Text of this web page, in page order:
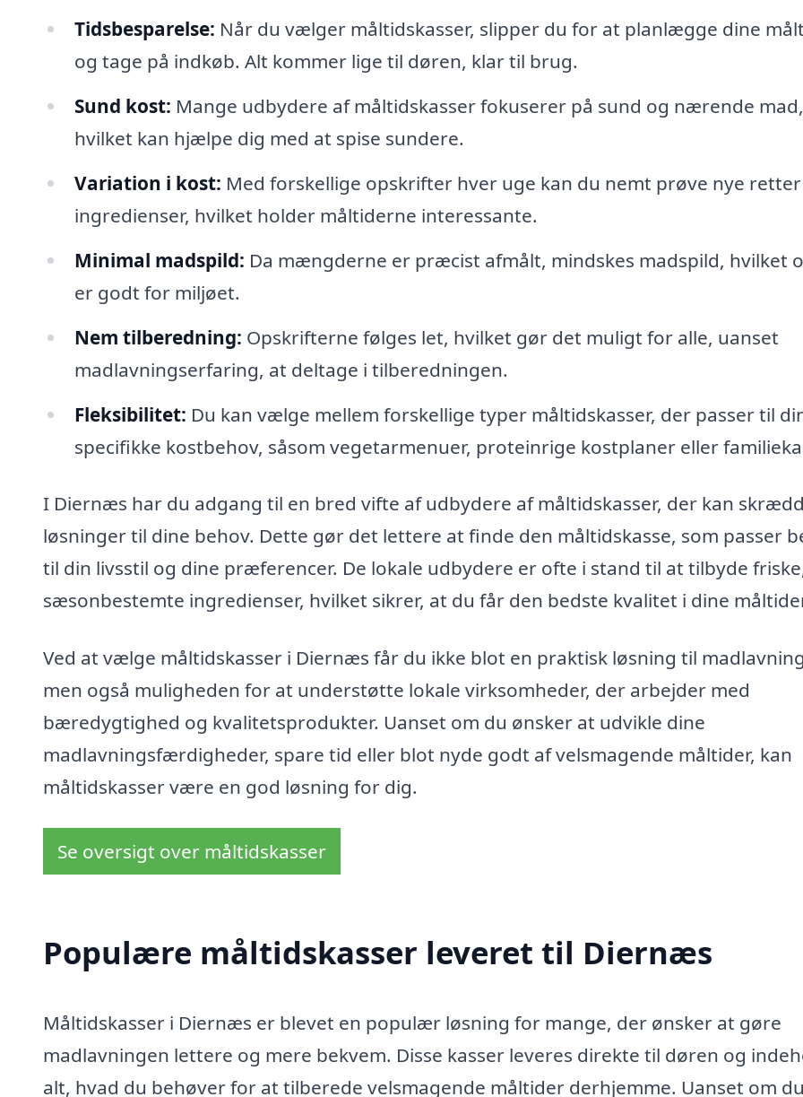
Tidsbesparelse: Når du vælger måltidskasser, slipper du for at planlægge dine
og tage på indkøb. Alt kommer lige til døren, klar til brug.
Sund kost: Mange udbydere af måltidskasser fokuserer på sund og nærende mad,
hvilket kan hjælpe dig med at spise sundere.
Variation i kost: Med forskellige opskrifter hver uge kan du nemt prøve nye
ingredienser, hvilket holder måltiderne interessante.
Minimal madspild: Da mængderne er præcist afmålt, mindskes madspild, hvilket
er godt for miljøet.
Nem tilberedning: Opskrifterne følges let, hvilket gør det muligt for alle, uanset
madlavningserfaring, at deltage i tilberedningen.
Fleksibilitet: Du kan vælge mellem forskellige typer måltidskasser, der passer til
specifikke kostbehov, såsom vegetarmenuer, proteinrige kostplaner eller
I Diernæs har du adgang til en bred vifte af udbydere af måltidskasser, der kan
løsninger til dine behov. Dette gør det lettere at finde den måltidskasse, som passer
til din livsstil og dine præferencer. De lokale udbydere er ofte i stand til at tilbyde
sæsonbestemte ingredienser, hvilket sikrer, at du får den bedste kvalitet i dine
Ved at vælge måltidskasser i Diernæs får du ikke blot en praktisk løsning til
men også muligheden for at understøtte lokale virksomheder, der arbejder med
bæredygtighed og kvalitetsprodukter. Uanset om du ønsker at udvikle dine
madlavningsfærdigheder, spare tid eller blot nyde godt af velsmagende måltider, kan
måltidskasser være en god løsning for dig.
Se oversigt over måltidskasser
Populære måltidskasser leveret til Diernæs
Måltidskasser i Diernæs er blevet en populær løsning for mange, der ønsker at gøre
madlavningen lettere og mere bekvem. Disse kasser leveres direkte til døren og
alt, hvad du behøver for at tilberede velsmagende måltider derhjemme. Uanset om